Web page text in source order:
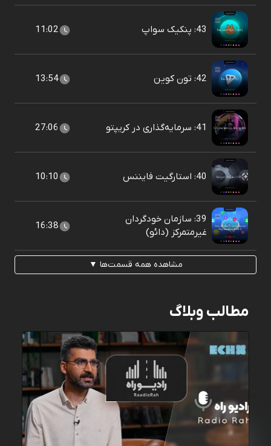
43: پنکیک سواپ 11:02
42: تون کوین 13:54
41: سرمایه‌گذاری در کریپتو 27:06
40: استارگیت فایننس 10:10
39: سازمان خودگردان
غیرمتمرکز (دائو)
16:38
مشاهده همه قسمت‌ها ▼
مطالب وبلاگ